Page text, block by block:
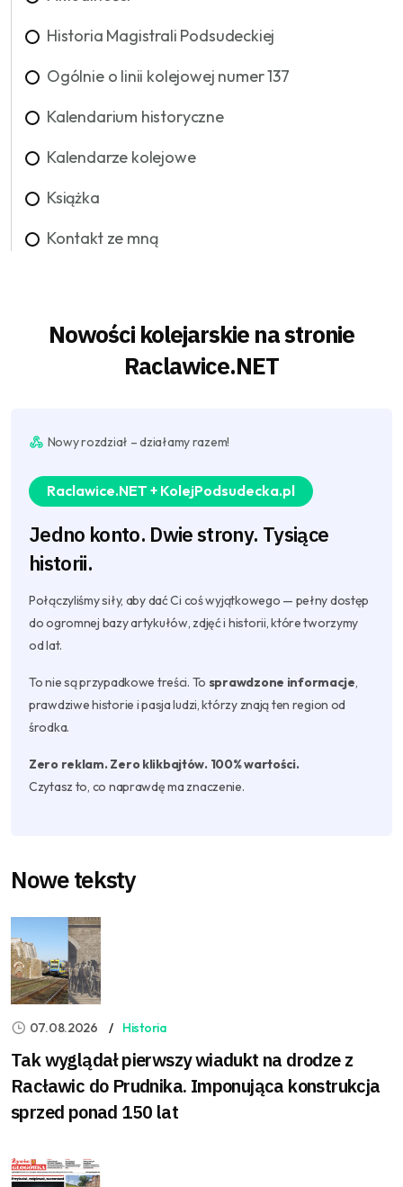
Historia Magistrali Podsudeckiej
Ogólnie o linii kolejowej numer 137
Kalendarium historyczne
Kalendarze kolejowe
Książka
Kontakt ze mną
Nowości kolejarskie na stronie
Raclawice.NET
Nowy rozdział – działamy razem!
Raclawice.NET + KolejPodsudecka.pl
Jedno konto. Dwie strony. Tysiące
historii.
Połączyliśmy siły, aby dać Ci coś wyjątkowego — pełny dostęp
do ogromnej bazy artykułów, zdjęć i historii, które tworzymy
od lat.
To nie są przypadkowe treści. To sprawdzone informacje,
prawdziwe historie i pasja ludzi, którzy znają ten region od
środka.
Zero reklam. Zero klikbajtów. 100% wartości.
Czytasz to, co naprawdę ma znaczenie.
Nowe teksty
07.08.2026 Historia
Tak wyglądał pierwszy wiadukt na drodze z
Racławic do Prudnika. Imponująca konstrukcja
sprzed ponad 150 lat